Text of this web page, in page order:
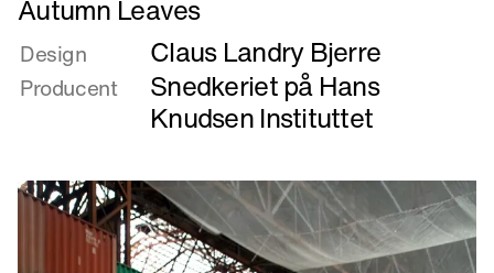
mere
om
Autumn
Leaves
Autumn Leaves
Design Claus Landry Bjerre
Producent
Snedkeriet på Hans
Knudsen Instituttet